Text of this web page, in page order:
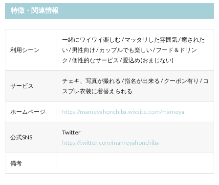
特徴・関連情報
利用シーン
一緒にワイワイ楽しむ / マッタリした雰囲気 / 癒された
い / 男性向け / カップルでも楽しい / フード＆ドリン
ク / 個性的なサービス / 愛込め(おまじない)
サービス
チェキ、写真が撮れる / 指名が出来る / クーポン有り / コ
スプレ衣装に着替えられる
ホームページ https://mameyahonchiba.wixsite.com/mameya
公式SNS
Twitter
https://twitter.com/mameyahonchiba
備考